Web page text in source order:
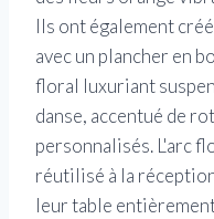
Ils ont également
avec un plancher en
floral luxuriant
danse, accentué de
personnalisés. L'arc
réutilisé à la
leur table